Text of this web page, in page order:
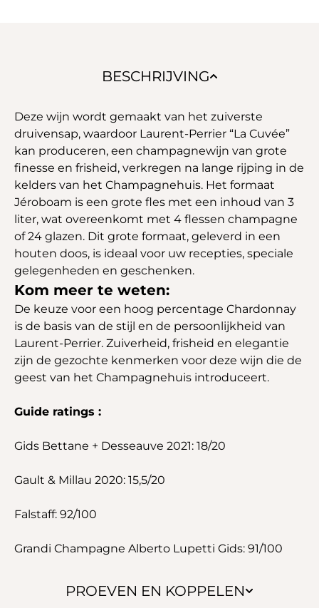
BESCHRIJVING
PROEVEN EN KOPPELEN
Deze wijn wordt gemaakt van het zuiverste
druivensap, waardoor Laurent-Perrier “La Cuvée”
kan produceren, een champagnewijn van grote
finesse en frisheid, verkregen na lange rijping in de
kelders van het Champagnehuis. Het formaat
Jéroboam is een grote fles met een inhoud van 3
liter, wat overeenkomt met 4 flessen champagne
of 24 glazen. Dit grote formaat, geleverd in een
houten doos, is ideaal voor uw recepties, speciale
gelegenheden en geschenken.
Kom meer te weten:
De keuze voor een hoog percentage Chardonnay
is de basis van de stijl en de persoonlijkheid van
Laurent-Perrier. Zuiverheid, frisheid en elegantie
zijn de gezochte kenmerken voor deze wijn die de
geest van het Champagnehuis introduceert.
Guide ratings :
Gids Bettane + Desseauve 2021: 18/20
Gault & Millau 2020: 15,5/20
Falstaff: 92/100
Grandi Champagne Alberto Lupetti Gids: 91/100